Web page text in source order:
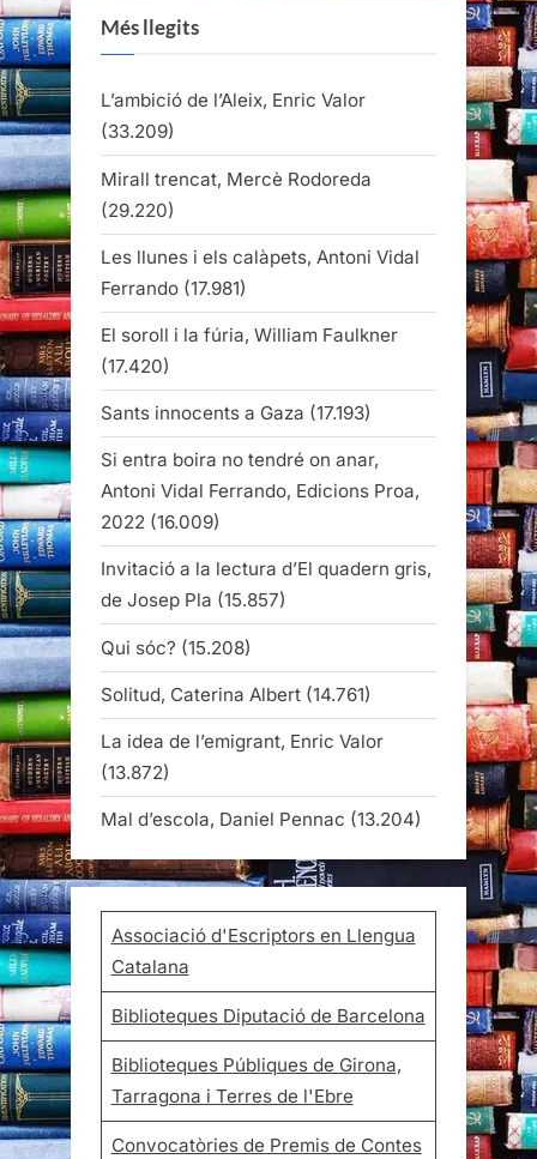
Més llegits
L’ambició de l’Aleix, Enric Valor
(33.209)
Mirall trencat, Mercè Rodoreda
(29.220)
Les llunes i els calàpets, Antoni Vidal
Ferrando (17.981)
El soroll i la fúria, William Faulkner
(17.420)
Sants innocents a Gaza (17.193)
Si entra boira no tendré on anar,
Antoni Vidal Ferrando, Edicions Proa,
2022 (16.009)
Invitació a la lectura d’El quadern gris,
de Josep Pla (15.857)
Qui sóc? (15.208)
Solitud, Caterina Albert (14.761)
La idea de l’emigrant, Enric Valor
(13.872)
Mal d’escola, Daniel Pennac (13.204)
Associació d'Escriptors en Llengua
Catalana
Biblioteques Diputació de Barcelona
Biblioteques Públiques de Girona,
Tarragona i Terres de l'Ebre
Convocatòries de Premis de Contes